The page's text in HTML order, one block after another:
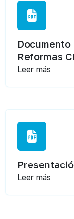
Reformas
Leer más
Leer más